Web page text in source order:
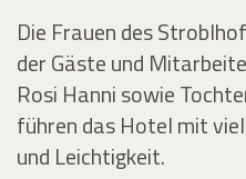
Die Frauen des
der Gäste und
Rosi Hanni sowie
führen das Hotel mit
und Leichtigkeit.